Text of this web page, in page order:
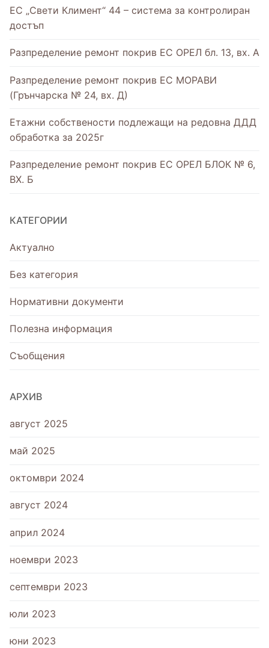
ЕС „Свети Климент“ 44 – система за контролиран
достъп
Разпределение ремонт покрив ЕС ОРЕЛ бл. 13, вх. А
Разпределение ремонт покрив ЕС МОРАВИ
(Грънчарска № 24, вх. Д)
Етажни собствености подлежащи на редовна ДДД
обработка за 2025г
Разпределение ремонт покрив ЕС ОРЕЛ БЛОК № 6,
ВХ. Б
КАТЕГОРИИ
Актуално
Без категория
Нормативни документи
Полезна информация
Съобщения
АРХИВ
август 2025
май 2025
октомври 2024
август 2024
април 2024
ноември 2023
септември 2023
юли 2023
юни 2023